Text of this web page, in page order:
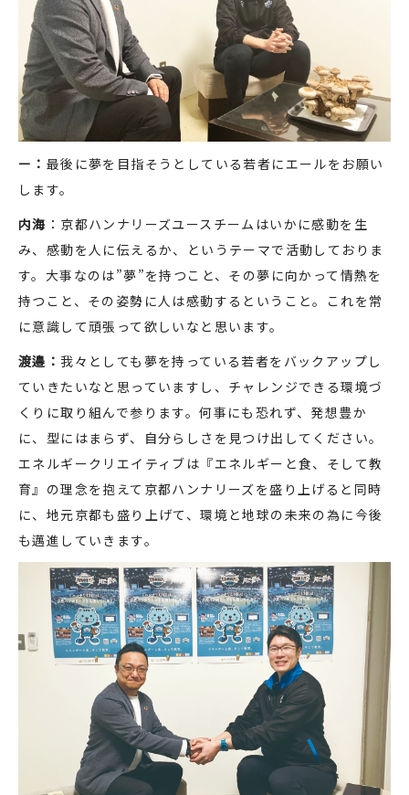
ー： 最後に夢を目指そうとしている若者にエールをお願い
します。
内海 ：京都ハンナリーズユースチームはいかに感動を生
み、感動を人に伝えるか、というテーマで活動しておりま
す。大事なのは”夢”を持つこと、その夢に向かって情熱を
持つこと、その姿勢に人は感動するということ。これを常
に意識して頑張って欲しいなと思います。
渡邉：我々としても夢を持っている若者をバックアップし
ていきたいなと思っていますし、チャレンジできる環境づ
くりに取り組んで参ります。何事にも恐れず、発想豊か
に、型にはまらず、自分らしさを見つけ出してください。
エネルギークリエイティブは『エネルギーと食、そして教
育』の理念を抱えて京都ハンナリーズを盛り上げると同時
に、地元京都も盛り上げて、環境と地球の未来の為に今後
も邁進していきます。